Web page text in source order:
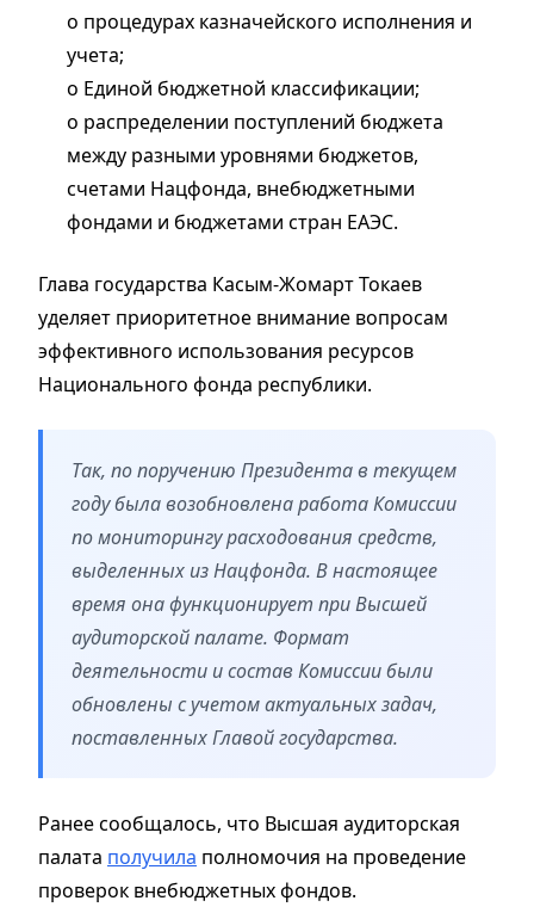
о процедурах казначейского исполнения и
учета;
о Единой бюджетной классификации;
о распределении поступлений бюджета
между разными уровнями бюджетов,
счетами Нацфонда, внебюджетными
фондами и бюджетами стран ЕАЭС.
Глава государства Касым-Жомарт Токаев
уделяет приоритетное внимание вопросам
эффективного использования ресурсов
Национального фонда республики.
Так, по поручению Президента в текущем
году была возобновлена работа Комиссии
по мониторингу расходования средств,
выделенных из Нацфонда. В настоящее
время она функционирует при Высшей
аудиторской палате. Формат
деятельности и состав Комиссии были
обновлены с учетом актуальных задач,
поставленных Главой государства.
Ранее сообщалось, что Высшая аудиторская
палата получила полномочия на проведение
проверок внебюджетных фондов.